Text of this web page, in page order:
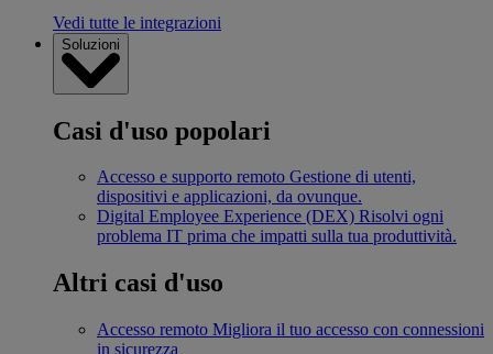
Vedi tutte le integrazioni
Soluzioni
Casi d'uso popolari
Accesso e supporto remoto Gestione di utenti,
dispositivi e applicazioni, da ovunque.
Digital Employee Experience (DEX) Risolvi ogni
problema IT prima che impatti sulla tua produttività.
Altri casi d'uso
Accesso remoto Migliora il tuo accesso con connessioni
in sicurezza